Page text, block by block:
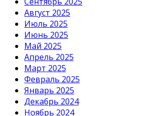
Август 2025
Июль 2025
Июнь 2025
Май 2025
Апрель 2025
Март 2025
Февраль 2025
Январь 2025
Декабрь 2024
Ноябрь 2024